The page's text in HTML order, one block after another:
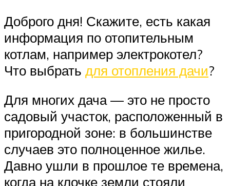
Доброго дня! Скажите, есть какая
информация по отопительным
котлам, например электрокотел?
Что выбрать для отопления дачи?
Для многих дача — это не просто
садовый участок, расположенный в
пригородной зоне: в большинстве
случаев это полноценное жилье.
Давно ушли в прошлое те времена,
когда на клочке земли стояли